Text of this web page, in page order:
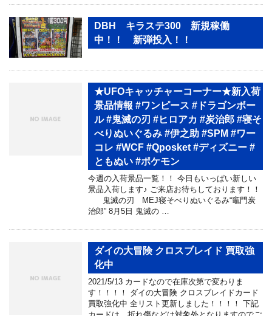
DBH キラステ300 新規稼働
中！！ 新弾投入！！
★UFOキャッチャーコーナー★新入荷
景品情報 #ワンピース #ドラゴンボー
ル #鬼滅の刃 #ヒロアカ #炭治郎 #寝そ
べりぬいぐるみ #伊之助 #SPM #ワー
コレ #WCF #Qposket #ディズニー #
ともぬい #ポケモン
今週の入荷景品一覧！！ 今日もいっぱい新しい
景品入荷します♪ ご来店お待ちしております！！
鬼滅の刃 MEJ寝そべりぬいぐるみ“竈門炭
治郎” 8月5日 鬼滅の …
ダイの大冒険 クロスブレイド 買取強
化中
2021/5/13 カードなので在庫次第で変わりま
す！！！！ ダイの大冒険 クロスブレイドカード
買取強化中 全リスト更新しました！！！！ 下記